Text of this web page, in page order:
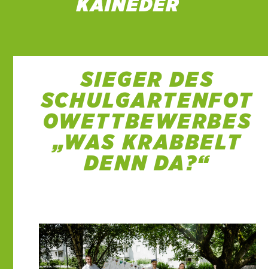
SIEGER DES
SCHULGARTENFOT
OWETTBEWERBES
„WAS KRABBELT
DENN DA?“